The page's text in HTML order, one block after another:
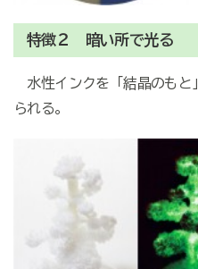
特徴２ 暗い所で光る
水性インクを「結晶のもと
られる。